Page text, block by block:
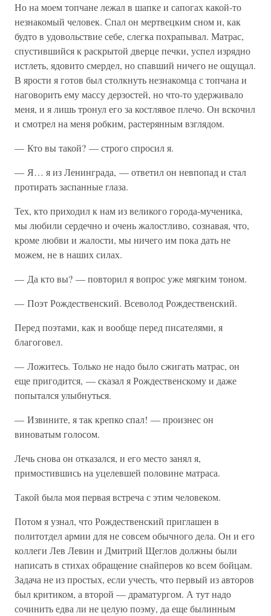
Но на моем топчане лежал в шапке и сапогах какой-то
незнакомый человек. Спал он мертвецким сном и, как
будто в удовольствие себе, слегка похрапывал. Матрас,
спустившийся к раскрытой дверце печки, успел изрядно
истлеть, ядовито смердел, но спавший ничего не ощущал.
В ярости я готов был столкнуть незнакомца с топчана и
наговорить ему массу дерзостей, но что-то удерживало
меня, и я лишь тронул его за костлявое плечо. Он вскочил
и смотрел на меня робким, растерянным взглядом.
— Кто вы такой? — строго спросил я.
— Я… я из Ленинграда, — ответил он невпопад и стал
протирать заспанные глаза.
Тех, кто приходил к нам из великого города-мученика,
мы любили сердечно и очень жалостливо, сознавая, что,
кроме любви и жалости, мы ничего им пока дать не
можем, не в наших силах.
— Да кто вы? — повторил я вопрос уже мягким тоном.
— Поэт Рождественский. Всеволод Рождественский.
Перед поэтами, как и вообще перед писателями, я
благоговел.
— Ложитесь. Только не надо было сжигать матрас, он
еще пригодится, — сказал я Рождественскому и даже
попытался улыбнуться.
— Извините, я так крепко спал! — произнес он
виноватым голосом.
Лечь снова он отказался, и его место занял я,
примостившись на уцелевшей половине матраса.
Такой была моя первая встреча с этим человеком.
Потом я узнал, что Рождественский приглашен в
политотдел армии для не совсем обычного дела. Он и его
коллеги Лев Левин и Дмитрий Щеглов должны были
написать в стихах обращение снайперов ко всем бойцам.
Задача не из простых, если учесть, что первый из авторов
был критиком, а второй — драматургом. А тут надо
сочинить едва ли не целую поэму, да еще былинным